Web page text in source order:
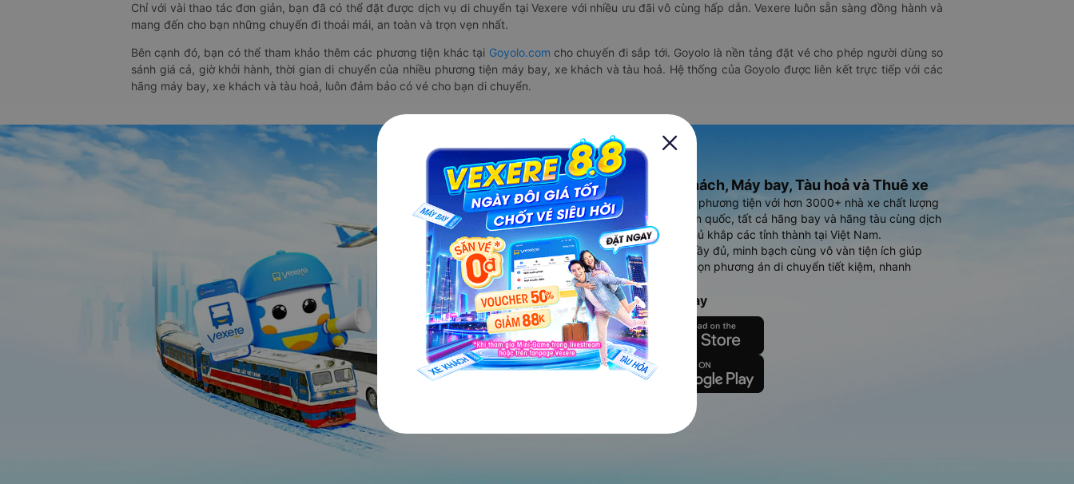
Chỉ với vài thao tác đơn giản, bạn đã có thể đặt được dịch vụ di chuyển tại Vexere với nhiều ưu đãi vô cùng hấp dẫn. Vexere luôn sẵn sàng đồng hành và
mang đến cho bạn những chuyến đi thoải mái, an toàn và trọn vẹn nhất.
Bên cạnh đó, bạn có thể tham khảo thêm các phương tiện khác tại Goyolo.com cho chuyến đi sắp tới. Goyolo là nền tảng đặt vé cho phép người dùng so
sánh giá cả, giờ khởi hành, thời gian di chuyển của nhiều phương tiện máy bay, xe khách và tàu hoả. Hệ thống của Goyolo được liên kết trực tiếp với các
hãng máy bay, xe khách và tàu hoả, luôn đảm bảo có vé cho bạn di chuyển.
Ứng dụng đặt vé Xe khách, Máy bay, Tàu hoả và Thuê xe
Vexere - ứng dụng đặt vé đa phương tiện với hơn 3000+ nhà xe chất lượng
cao, 5000+ tuyến đường toàn quốc, tất cả hãng bay và hãng tàu cùng dịch
vụ thuê xe máy, xe du lịch phủ khắp các tỉnh thành tại Việt Nam.
Ứng dụng hiển thị thông tin đầy đủ, minh bạch cùng vô vàn tiện ích giúp
người dùng so sánh và lựa chọn phương án di chuyển tiết kiệm, nhanh
chóng và phù hợp nhất.
Tải ứng dụng Vexere ngay